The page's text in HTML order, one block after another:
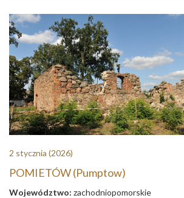
2 stycznia (2026)
POMIETÓW (Pumptow)
Województwo: zachodniopomorskie